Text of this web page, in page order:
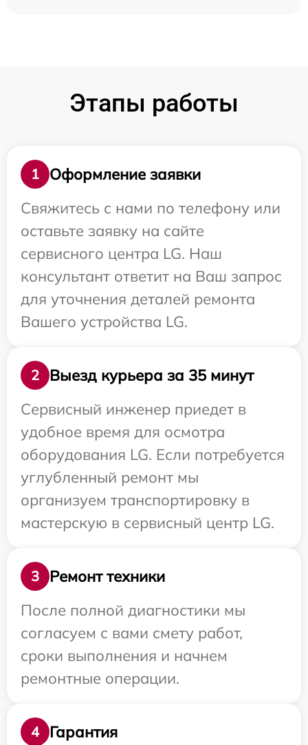
Этапы работы
1
Оформление заявки
Свяжитесь с нами по телефону или
оставьте заявку на сайте
сервисного центра LG. Наш
консультант ответит на Ваш запрос
для уточнения деталей ремонта
Вашего устройства LG.
2
Выезд курьера за 35 минут
Сервисный инженер приедет в
удобное время для осмотра
оборудования LG. Если потребуется
углубленный ремонт мы
организуем транспортировку в
мастерскую в сервисный центр LG.
3
Ремонт техники
После полной диагностики мы
согласуем с вами смету работ,
сроки выполнения и начнем
ремонтные операции.
4 Гарантия